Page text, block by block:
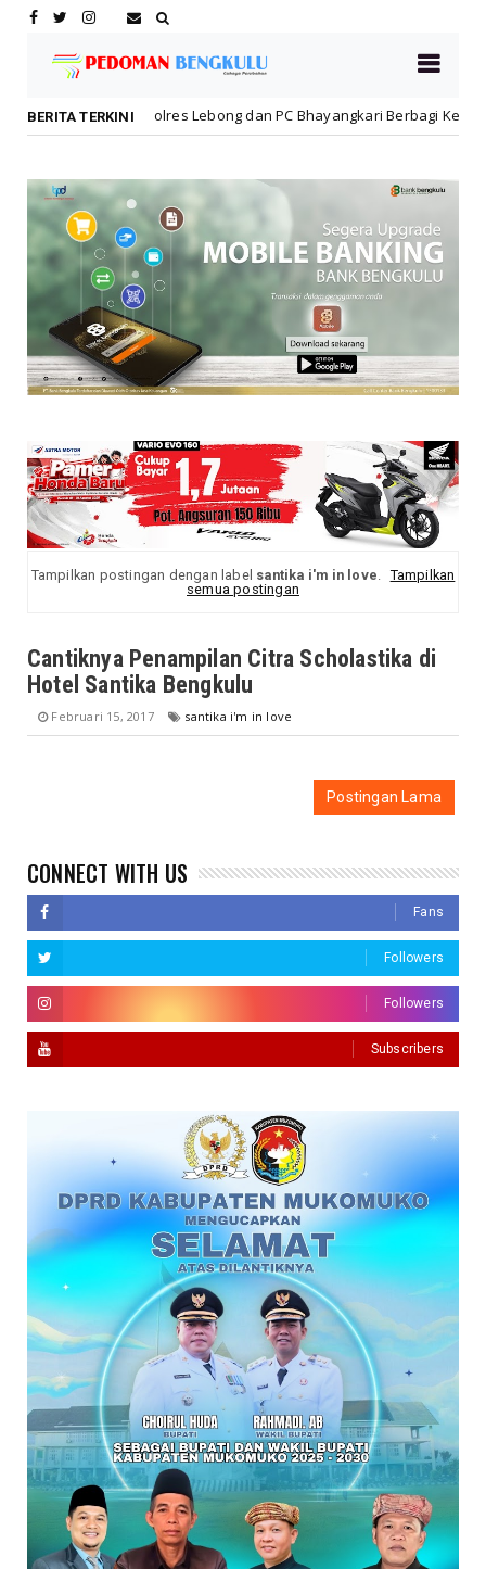
BERITA TERKINI
Polres Lebong dan PC Bhayangkari Berbagi Kebahagiaan Bersama
Tampilkan postingan dengan label santika i'm in love. Tampilkan
semua postingan
Cantiknya Penampilan Citra Scholastika di
Hotel Santika Bengkulu
Februari 15, 2017 santika i'm in love
Postingan Lama
CONNECT WITH US
Fans
Followers
Followers
Subscribers